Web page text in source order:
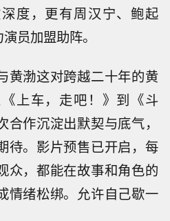
度，更有周汉宁、鲍起
员加盟助阵。
黄渤这对跨越二十年的黄
上车，走吧！》到《斗
作沉淀出默契与底气，
待。影片预售已开启，每
众，都能在故事和角色的
情绪松绑。允许自己歇一